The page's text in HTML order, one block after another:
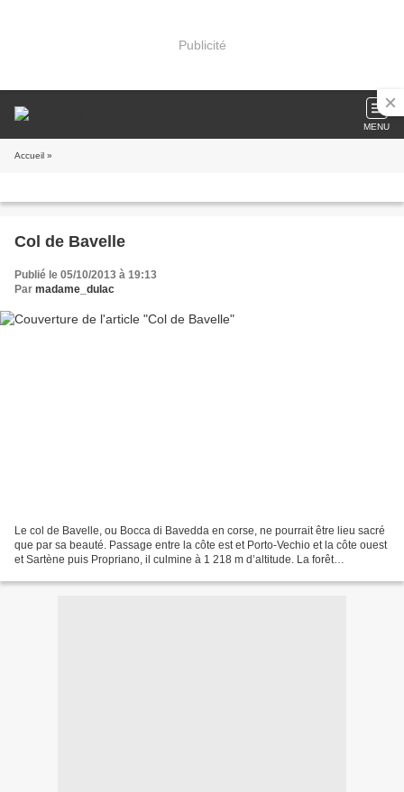
Publicité
MENU
Accueil »
Col de Bavelle
Publié le 05/10/2013 à 19:13
Par madame_dulac
Le col de Bavelle, ou Bocca di Bavedda en corse, ne pourrait être lieu sacré
que par sa beauté. Passage entre la côte est et Porto-Vechio et la côte ouest
et Sartène puis Propriano, il culmine à 1 218 m d’altitude. La forêt